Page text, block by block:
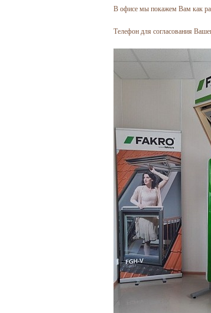
В офисе мы покажем Вам как
Телефон для согласования